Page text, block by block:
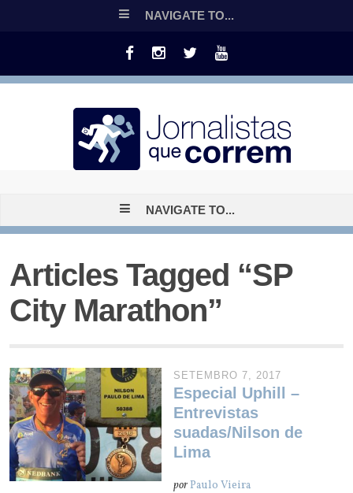
NAVIGATE TO...
NAVIGATE TO...
Articles Tagged “SP
City Marathon”
SETEMBRO 7, 2017
Especial Uphill –
Entrevistas
suadas/Nilson de
Lima
porPaulo Vieira